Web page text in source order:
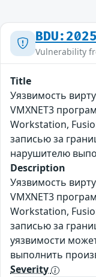
Vulnerability
Title
Уязвимость
VMXNET3
Workstation,
записью за
нарушителю
Description
Уязвимость
VMXNET3
Workstation,
записью за
уязвимости
выполнить
Severity